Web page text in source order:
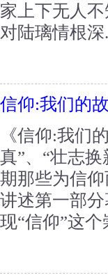
家上下无人
对陆璃情根深
信仰:我们的
《信仰:我们
真”、“壮志
期那些为信
讲述第一部
现“信仰”这